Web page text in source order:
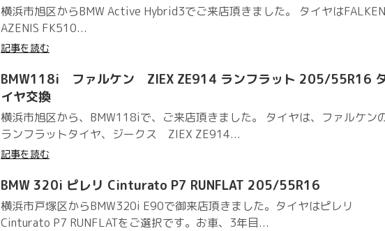
横浜市旭区からBMW Active Hybrid3でご来店頂きました。 タイヤはFALKEN
AZENIS FK510...
記事を読む
BMW118i ファルケン ZIEX ZE914 ランフラット 205/55R16
イヤ交換
横浜市旭区から、BMW118iで、ご来店頂きました。 タイヤは、ファルケン
ランフラットタイヤ、ジークス ZIEX ZE914...
記事を読む
BMW 320i ピレリ Cinturato P7 RUNFLAT 205/55R16
横浜市戸塚区からBMW320i E90で御来店頂きました。タイヤはピレリ
Cinturato P7 RUNFLATをご選択です。お車、3年目...